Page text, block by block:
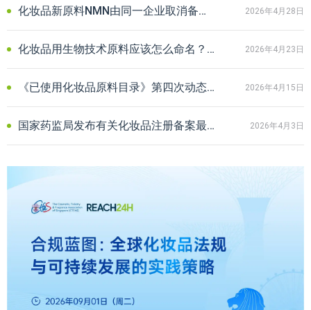
化妆品新原料NMN由同一企业取消备案后重新申报｜背后的合规逻辑 2026年4月28日
化妆品用生物技术原料应该怎么命名？新标准下命名和最新要求全解析 2026年4月23日
《已使用化妆品原料目录》第四次动态调整：新增一原料纳入《目录》Ⅱ 2026年4月15日
国家药监局发布有关化妆品注册备案最新公告！企业减负迎来四重利好 2026年4月3日